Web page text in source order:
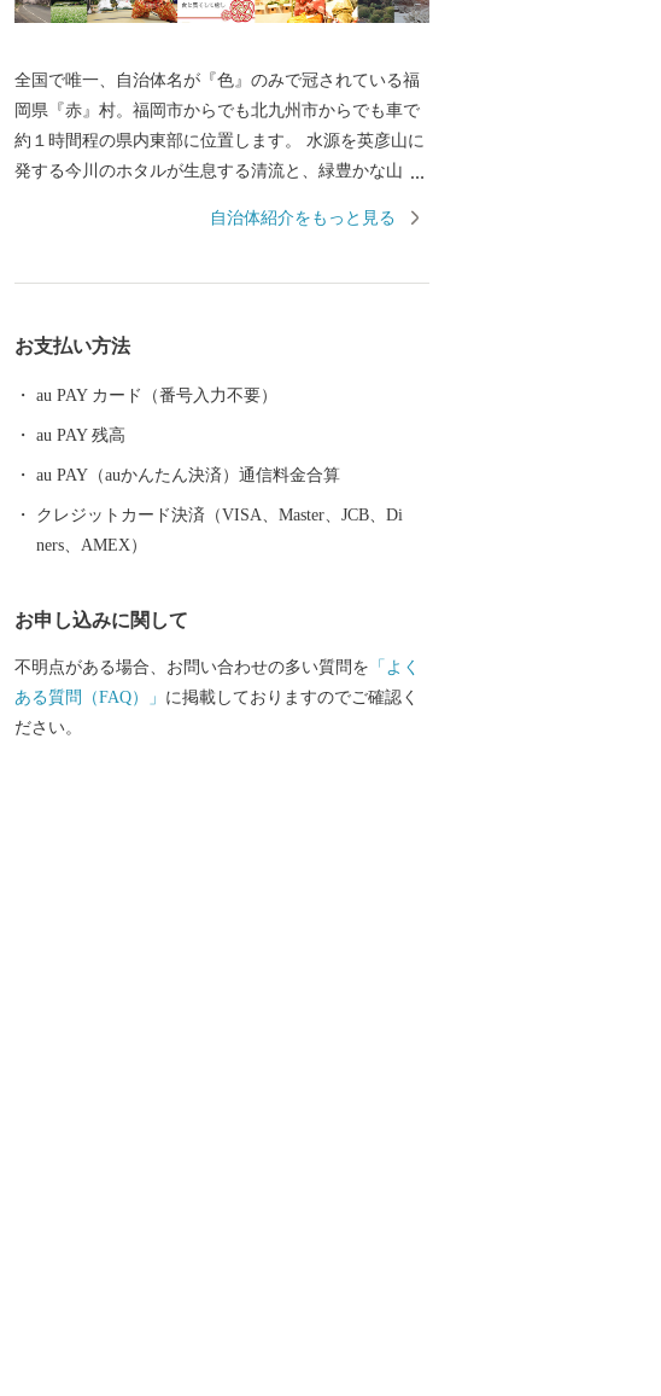
全国で唯一、自治体名が『色』のみで冠されている福
岡県『赤』村。福岡市からでも北九州市からでも車で
約１時間程の県内東部に位置します。 水源を英彦山に
発する今川のホタルが生息する清流と、緑豊かな山々
です。 赤村の清流で作られた『米』、良質な大地で育
ワンストップ特例申請について■ 赤村では、寄附者様
のワンストップ特例申請のお手続きの負担を軽減する
ートフォンで申請が完結する方法がご利用いただけま
す。申請書の作成や返送が不要のため手間のかかるお
手続きを大幅に減らすことができますので、マイナン
ください。 なお、従来通りの「書類郵送による申請」
も引き続きご利用いただけます。 ▼申請書送付先 福岡
県赤村ふるさと納税ワンストップ受付センター 〒840-
自治体紹介をもっと見る
お支払い方法
au PAY カード（番号入力不要）
au PAY 残高
au PAY（auかんたん決済）通信料金合算
クレジットカード決済（VISA、Master、JCB、Di
ners、AMEX）
お申し込みに関して
不明点がある場合、お問い合わせの多い質問を 「よく
ある質問（FAQ）」 に掲載しておりますのでご確認く
ださい。